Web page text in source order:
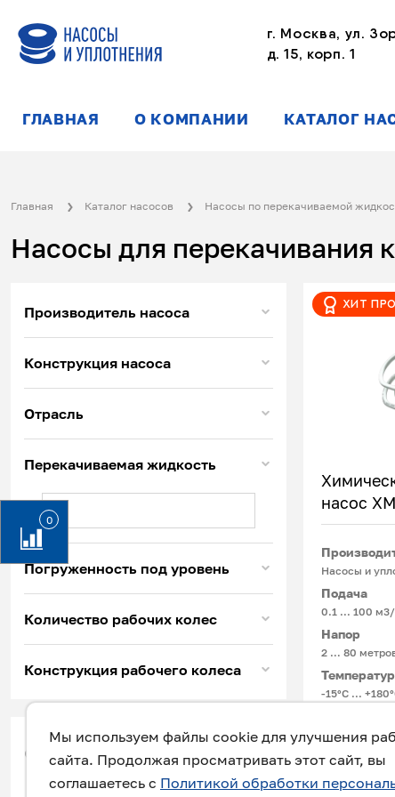
Мы используем файлы cookie для улучшения
сайта. Продолжая просматривать этот сайт, вы
соглашаетесь с Политикой обработки
0
г. Москва, ул.
д. 15, корп. 1
ГЛАВНАЯ О КОМПАНИИ КАТАЛОГ
Главная Каталог насосов Насосы по перекачиваемой
Насосы для перекачивания
Производитель насоса
Конструкция насоса
Отрасль
Перекачиваемая жидкость
Погруженность под уровень
Количество рабочих колес
Конструкция рабочего колеса
фильтр
Хит
насос ХМ
Насосы и
Подача
0.1 ... 100
Напор
2 … 80
-15°С ...
Химический